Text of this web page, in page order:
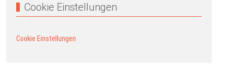
Cookie Einstellungen
Cookie Einstellungen